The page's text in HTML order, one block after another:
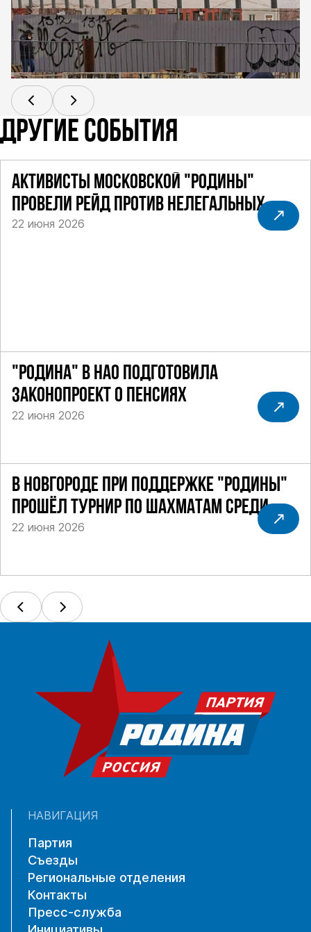
ДРУГИЕ СОБЫТИЯ
АКТИВИСТЫ МОСКОВСКОЙ "РОДИНЫ"
ПРОВЕЛИ РЕЙД ПРОТИВ НЕЛЕГАЛЬНЫХ
ТАКСИ
22 июня 2026
"РОДИНА" В НАО ПОДГОТОВИЛА
ЗАКОНОПРОЕКТ О ПЕНСИЯХ
22 июня 2026
В НОВГОРОДЕ ПРИ ПОДДЕРЖКЕ "РОДИНЫ"
ПРОШЁЛ ТУРНИР ПО ШАХМАТАМ СРЕДИ
СИЛОВИКОВ
22 июня 2026
НАВИГАЦИЯ
Партия
Съезды
Региональные отделения
Контакты
Пресс-служба
Инициативы